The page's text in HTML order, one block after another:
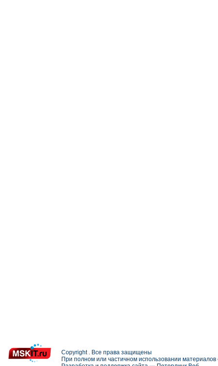
Copyright . Все права защищены
При полном или частичном использовании